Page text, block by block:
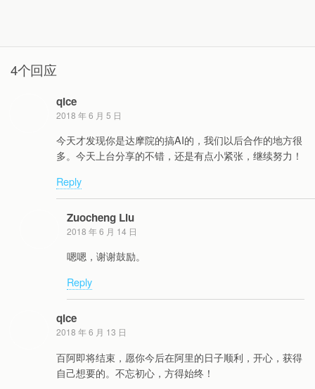
4个回应
qice
2018 年 6 月 5 日
今天才发现你是达摩院的搞AI的，我们以后合作的地方很
多。今天上台分享的不错，还是有点小紧张，继续努力！
Reply
Zuocheng Liu
2018 年 6 月 14 日
嗯嗯，谢谢鼓励。
Reply
qice
2018 年 6 月 13 日
百阿即将结束，愿你今后在阿里的日子顺利，开心，获得
自己想要的。不忘初心，方得始终！